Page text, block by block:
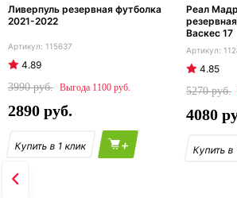
Ливерпуль резервная футболка
2021-2022
115637
4.89
3990
1100
2890
+
Реал
Васкес 17
4.85
5270
4080